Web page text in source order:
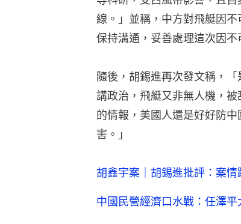
胡鑫宇案｜胡錫進批評：案
陝西向重點民企派駐第一書